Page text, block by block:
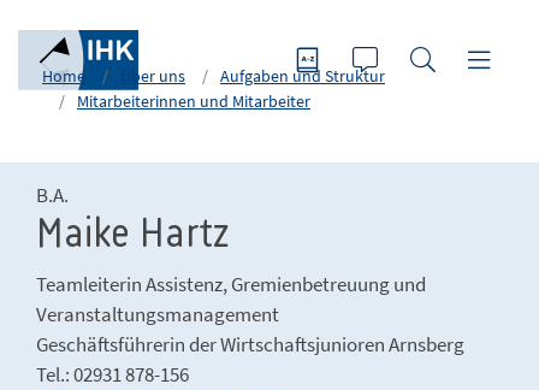
Home Über uns
Aufgaben und Struktur
Mitarbeiterinnen und Mitarbeiter
B.A.
Maike Hartz
Teamleiterin Assistenz, Gremienbetreuung und
Veranstaltungsmanagement
Geschäftsführerin der Wirtschaftsjunioren Arnsberg
Tel.: 02931 878-156